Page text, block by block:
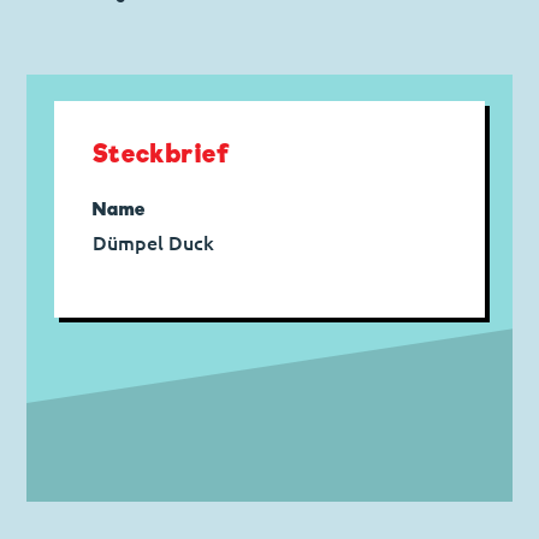
Steckbrief
Name
Dümpel Duck